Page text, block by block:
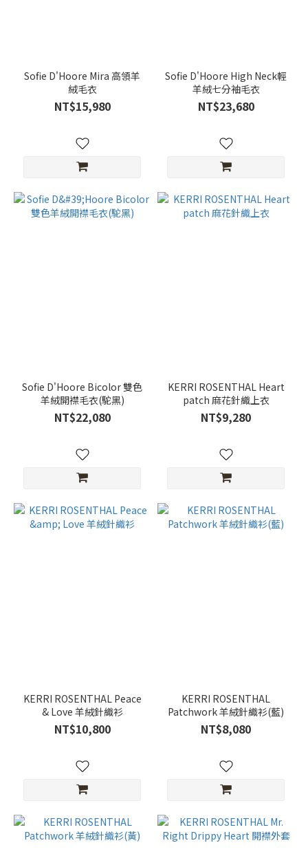
Sofie D'Hoore Mira 高領羊
絨毛衣
NT$15,980
Sofie D'Hoore High Neck輕
羊絨七分袖毛衣
NT$23,680
Sofie D'Hoore Bicolor 雙色
羊絨開襟毛衣(駝黑)
NT$22,080
KERRI ROSENTHAL Heart
patch 麻花針織上衣
NT$9,280
KERRI ROSENTHAL Peace
& Love 羊絨針織衫
NT$10,800
KERRI ROSENTHAL
Patchwork 羊絨針織衫(藍)
NT$8,080